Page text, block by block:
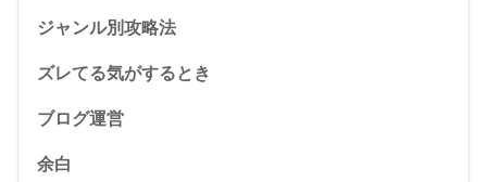
ジャンル別攻略法
ズレてる気がするとき
ブログ運営
余白